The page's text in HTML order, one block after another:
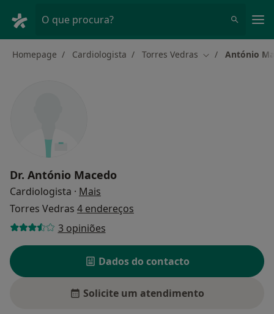
O que procura?
Homepage Cardiologista Torres Vedras Mudar de cidade
António
Dr. António Macedo
Cardiologista · Mais
Torres Vedras 4 endereços
3 opiniões
Dados do contacto
Solicite um atendimento